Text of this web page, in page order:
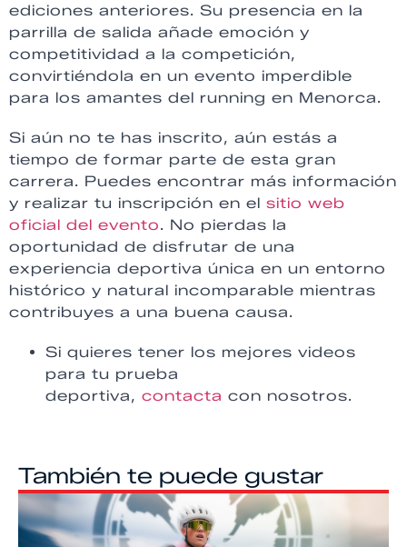
ediciones anteriores. Su presencia en la
parrilla de salida añade emoción y
competitividad a la competición,
convirtiéndola en un evento imperdible
para los amantes del running en Menorca.
Si aún no te has inscrito, aún estás a
tiempo de formar parte de esta gran
carrera. Puedes encontrar más información
y realizar tu inscripción en el sitio web
oficial del evento. No pierdas la
oportunidad de disfrutar de una
experiencia deportiva única en un entorno
histórico y natural incomparable mientras
contribuyes a una buena causa.
Si quieres tener los mejores videos
para tu prueba
deportiva, contacta con nosotros.
También te puede gustar